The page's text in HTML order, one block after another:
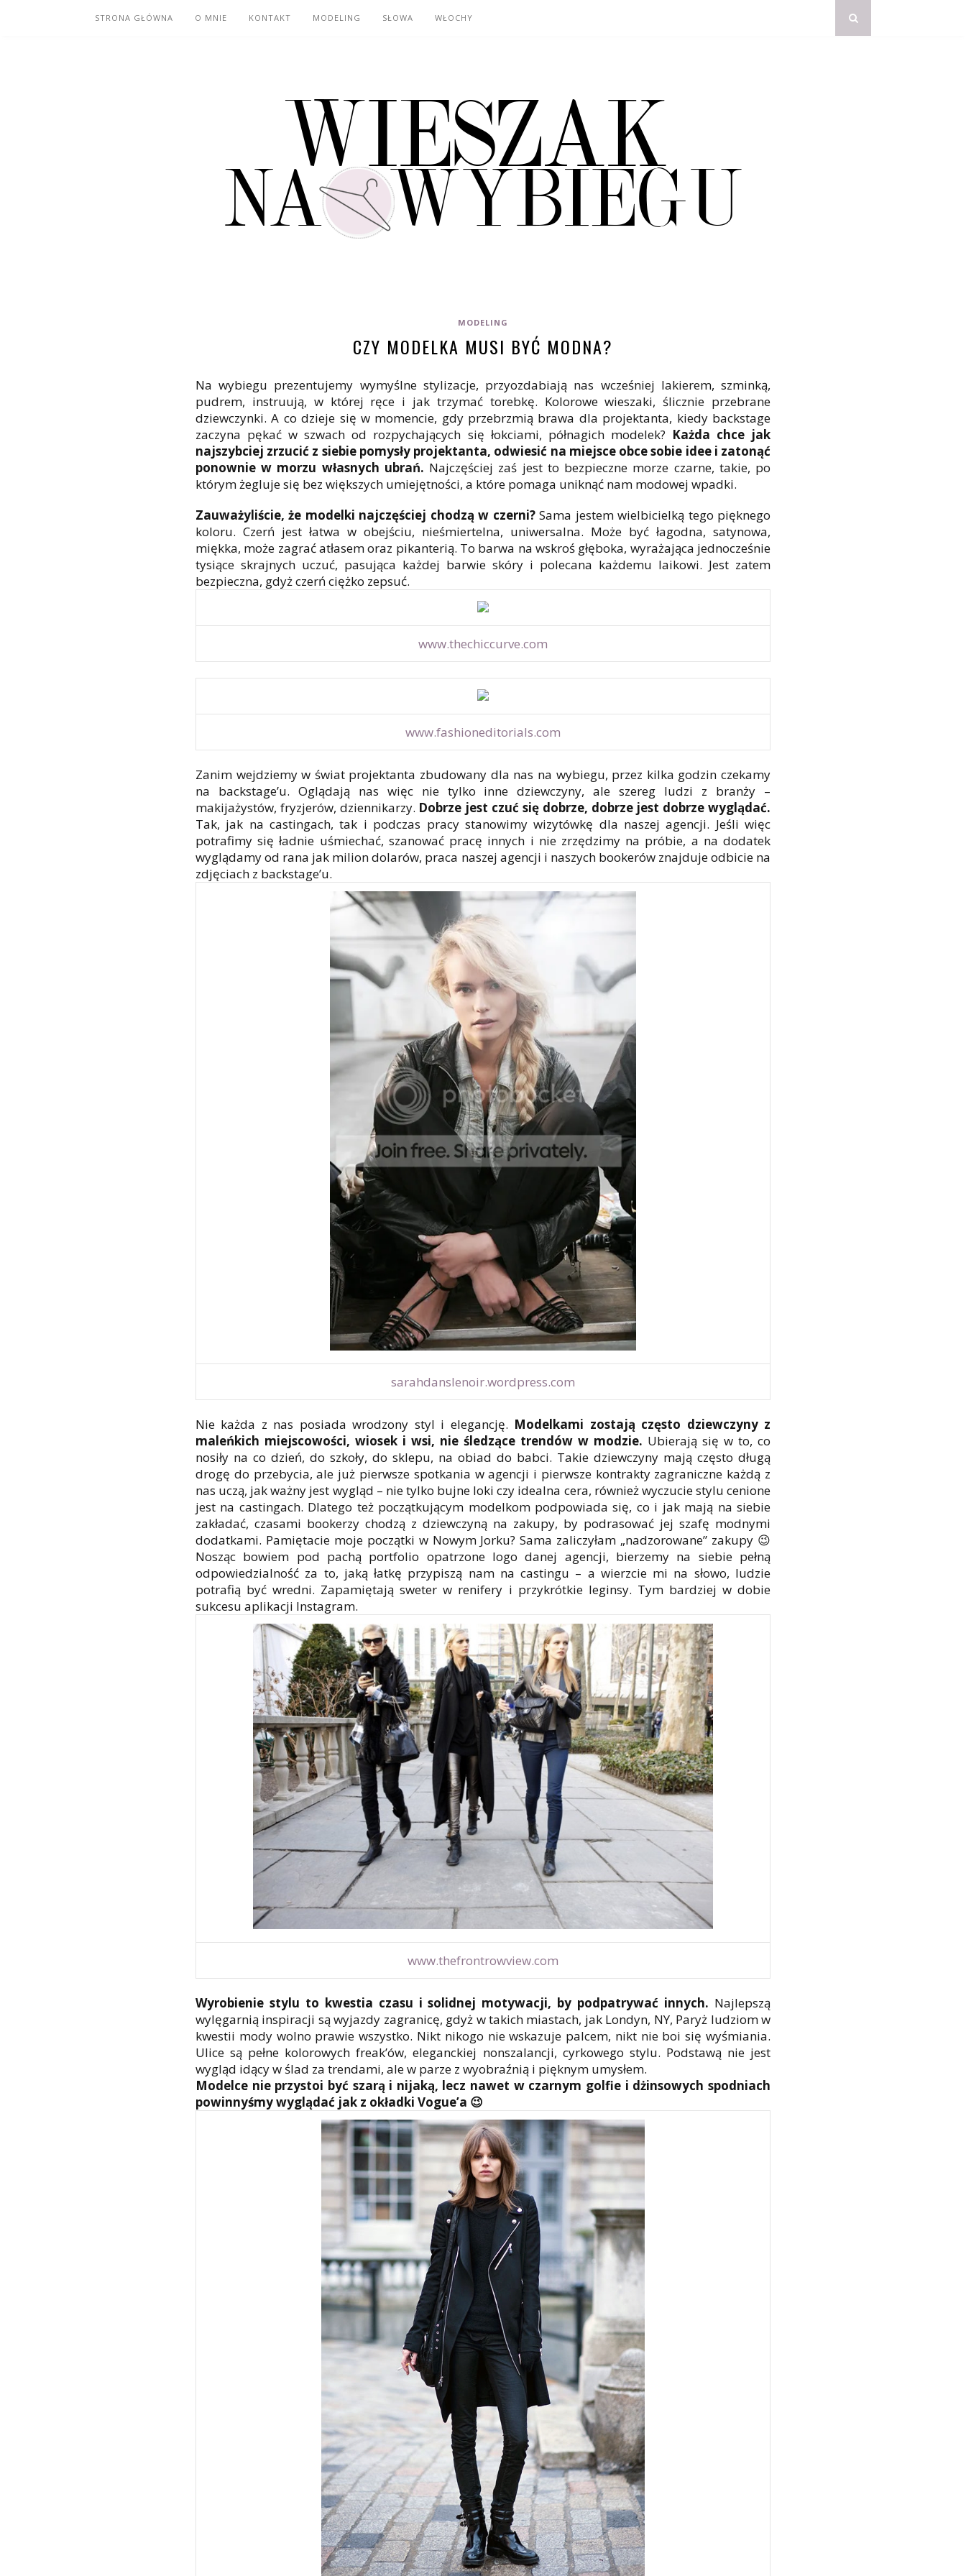
STRONA GŁÓWNA O MNIE KONTAKT MODELING SŁOWA WŁOCHY
MODELING
CZY MODELKA MUSI BYĆ MODNA?
Na wybiegu prezentujemy wymyślne stylizacje, przyozdabiają nas wcześniej lakierem, szminką,
pudrem, instruują, w której ręce i jak trzymać torebkę. Kolorowe wieszaki, ślicznie przebrane
dziewczynki. A co dzieje się w momencie, gdy przebrzmią brawa dla projektanta, kiedy backstage
zaczyna pękać w szwach od rozpychających się łokciami, półnagich modelek? Każda chce jak
najszybciej zrzucić z siebie pomysły projektanta, odwiesić na miejsce obce sobie idee i zatonąć
ponownie w morzu własnych ubrań. Najczęściej zaś jest to bezpieczne morze czarne, takie, po
którym żegluje się bez większych umiejętności, a które pomaga uniknąć nam modowej wpadki.
Zauważyliście, że modelki najczęściej chodzą w czerni?Sama jestem wielbicielką tego pięknego
koloru. Czerń jest łatwa w obejściu, nieśmiertelna, uniwersalna. Może być łagodna, satynowa,
miękka, może zagrać atłasem oraz pikanterią. To barwa na wskroś głęboka, wyrażająca jednocześnie
tysiące skrajnych uczuć, pasująca każdej barwie skóry i polecana każdemu laikowi. Jest zatem
bezpieczna, gdyż czerń ciężko zepsuć.
www.thechiccurve.com
www.fashioneditorials.com
Zanim wejdziemy w świat projektanta zbudowany dla nas na wybiegu, przez kilka godzin czekamy
na backstage’u. Oglądają nas więc nie tylko inne dziewczyny, ale szereg ludzi z branży –
makijażystów, fryzjerów, dziennikarzy. Dobrze jest czuć się dobrze, dobrze jest dobrze wyglądać.
Tak, jak na castingach, tak i podczas pracy stanowimy wizytówkę dla naszej agencji. Jeśli więc
potrafimy się ładnie uśmiechać, szanować pracę innych i nie zrzędzimy na próbie, a na dodatek
wyglądamy od rana jak milion dolarów, praca naszej agencji i naszych bookerów znajduje odbicie na
zdjęciach z backstage’u.
sarahdanslenoir.wordpress.com
Nie każda z nas posiada wrodzony styl i elegancję. Modelkami zostają często dziewczyny z
maleńkich miejscowości, wiosek i wsi, nie śledzące trendów w modzie. Ubierają się w to, co
nosiły na co dzień, do szkoły, do sklepu, na obiad do babci. Takie dziewczyny mają często długą
drogę do przebycia, ale już pierwsze spotkania w agencji i pierwsze kontrakty zagraniczne każdą z
nas uczą, jak ważny jest wygląd – nie tylko bujne loki czy idealna cera, również wyczucie stylu cenione
jest na castingach. Dlatego też początkującym modelkom podpowiada się, co i jak mają na siebie
zakładać, czasami bookerzy chodzą z dziewczyną na zakupy, by podrasować jej szafę modnymi
dodatkami. Pamiętacie moje początki w Nowym Jorku? Sama zaliczyłam „nadzorowane” zakupy 😉
Nosząc bowiem pod pachą portfolio opatrzone logo danej agencji, bierzemy na siebie pełną
odpowiedzialność za to, jaką łatkę przypiszą nam na castingu – a wierzcie mi na słowo, ludzie
potrafią być wredni. Zapamiętają sweter w renifery i przykrótkie leginsy. Tym bardziej w dobie
sukcesu aplikacji Instagram.
www.thefrontrowview.com
Wyrobienie stylu to kwestia czasu i solidnej motywacji, by podpatrywać innych. Najlepszą
wylęgarnią inspiracji są wyjazdy zagranicę, gdyż w takich miastach, jak Londyn, NY, Paryż ludziom w
kwestii mody wolno prawie wszystko. Nikt nikogo nie wskazuje palcem, nikt nie boi się wyśmiania.
Ulice są pełne kolorowych freak’ów, eleganckiej nonszalancji, cyrkowego stylu. Podstawą nie jest
wygląd idący w ślad za trendami, ale w parze z wyobraźnią i pięknym umysłem.
Modelce nie przystoi być szarą i nijaką, lecz nawet w czarnym golfie i dżinsowych spodniach
powinnyśmy wyglądać jak z okładki Vogue’a 😉